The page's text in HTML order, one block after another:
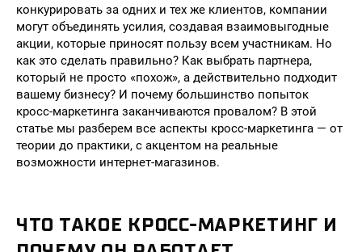
конкурировать за одних и тех же клиентов, компании
могут объединять усилия, создавая взаимовыгодные
акции, которые приносят пользу всем участникам. Но
как это сделать правильно? Как выбрать партнера,
который не просто «похож», а действительно подходит
вашему бизнесу? И почему большинство попыток
кросс-маркетинга заканчиваются провалом? В этой
статье мы разберем все аспекты кросс-маркетинга — от
теории до практики, с акцентом на реальные
возможности интернет-магазинов.
ЧТО ТАКОЕ КРОСС-МАРКЕТИНГ И